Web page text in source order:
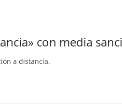
con media
a distancia.